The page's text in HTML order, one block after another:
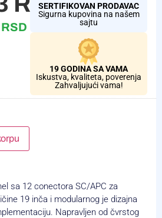
RSD
SERTIFIKOVAN PRODAVAC
Sigurna kupovina na našem
sajtu
19 GODINA SA VAMA
Iskustva, kvaliteta, poverenja
Zahvaljujući vama!
sa 12 conectora SC/APC za
19 inča i modularnog je dizajna
Napravljen od čvrstog